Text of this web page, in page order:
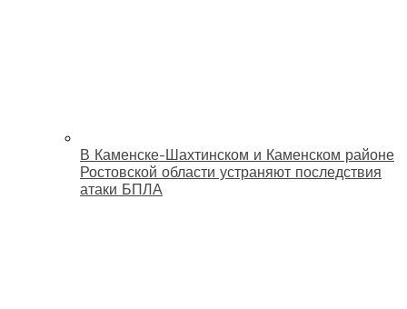
В Каменске-Шахтинском и Каменском районе
Ростовской области устраняют последствия
атаки БПЛА